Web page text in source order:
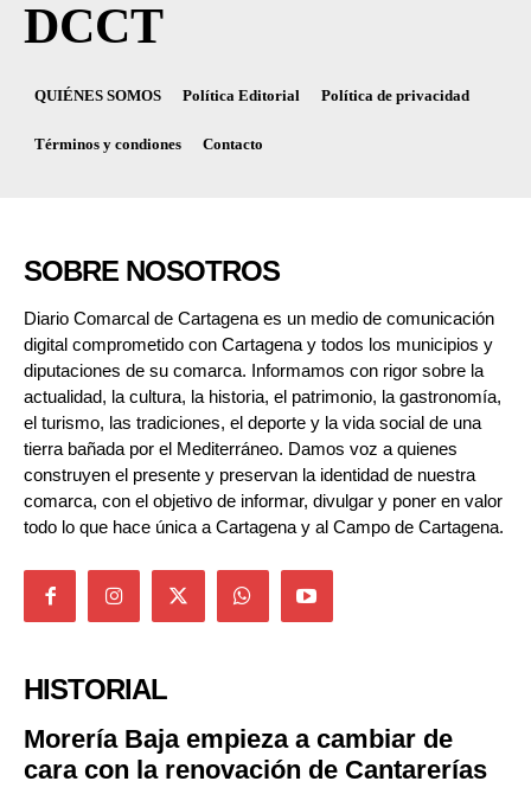
DCCT
QUIÉNES SOMOS Política Editorial Política de privacidad
Términos y condiones Contacto
SOBRE NOSOTROS
Diario Comarcal de Cartagena es un medio de comunicación
digital comprometido con Cartagena y todos los municipios y
diputaciones de su comarca. Informamos con rigor sobre la
actualidad, la cultura, la historia, el patrimonio, la gastronomía,
el turismo, las tradiciones, el deporte y la vida social de una
tierra bañada por el Mediterráneo. Damos voz a quienes
construyen el presente y preservan la identidad de nuestra
comarca, con el objetivo de informar, divulgar y poner en valor
todo lo que hace única a Cartagena y al Campo de Cartagena.
HISTORIAL
Morería Baja empieza a cambiar de
cara con la renovación de Cantarerías